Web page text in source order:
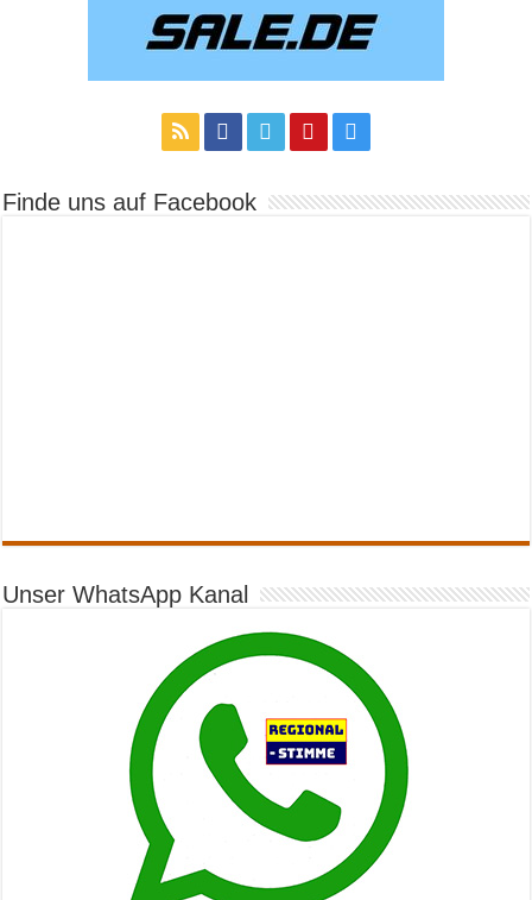
Finde uns auf Facebook
Unser WhatsApp Kanal